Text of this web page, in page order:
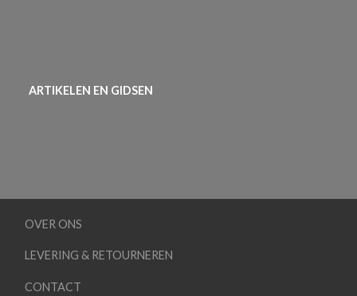
ARTIKELEN EN GIDSEN
OVER ONS
LEVERING & RETOURNEREN
CONTACT